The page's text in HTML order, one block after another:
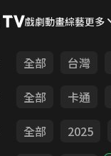
戲劇動畫綜藝更多
全部 台灣
全部 卡通
全部 2025